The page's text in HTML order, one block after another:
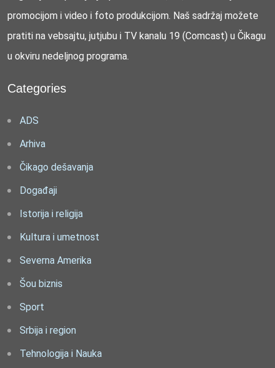
promocijom i video i foto produkcijom. Naš sadržaj možete
pratiti na vebsajtu, jutjubu i TV kanalu 19 (Comcast) u Čikagu
u okviru nedeljnog programa.
Categories
ADS
Arhiva
Čikago dešavanja
Događaji
Istorija i religija
Kultura i umetnost
Severna Amerika
Šou biznis
Sport
Srbija i region
Tehnologija i Nauka